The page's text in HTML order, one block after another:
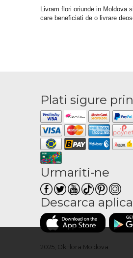
Livram flori oriunde in Moldova
care beneficiati de o livrare
Plati sigure prin
Urmariti-ne
Descarca
2025, OkFlora Moldova